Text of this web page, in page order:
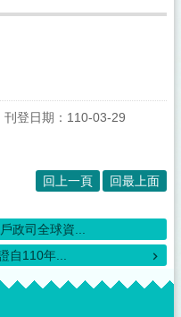
刊登日期：110-03-29
回上一頁 回最上面
政司全球資...
自110年...